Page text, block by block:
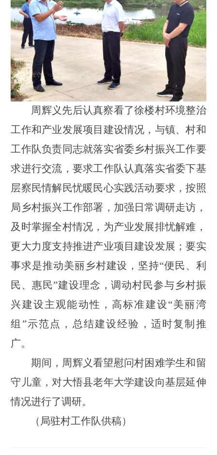
周辉义先后认真察看了徐楼村环境整治
工作和产业发展项目建设情况，与镇、村和
工作队负责同志就落实省委乡村振兴工作要
求进行交流， 要求工作队认真落实省委下基
层察民情解民忧暖民心实践活动要求，按照
局乡村振兴工作部署，加强日常调研走访，
及时掌握全村情况，为产业发展排忧解难，
更大力度支持推进产业项目建设发展；要实
事求是推动美丽乡村建设，坚持“便民、利
民、惠民”建设理念，调动村民参与乡村振
兴建设主观能动性，高标准建设“美丽湾
组”示范点，总结建设经验，适时复制推
广。
期间，周辉义看望慰问村困难学生和留
守儿童，对大悟县老年大学建设向基层延伸
情况进行了调研。
（局驻村工作队供稿）